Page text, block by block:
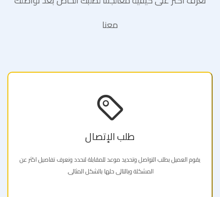
معنا
طلب الإتصال
يقوم العميل بطلب التواصل وتحديد موعد للمقابلة لنحدد ونعرف تفاصيل اكثر عن
المشكلة وبالتالى حلها بالشكل المثالى.